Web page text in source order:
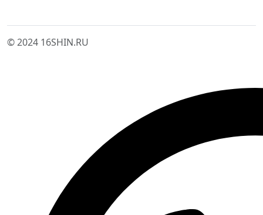
© 2024 16SHIN.RU